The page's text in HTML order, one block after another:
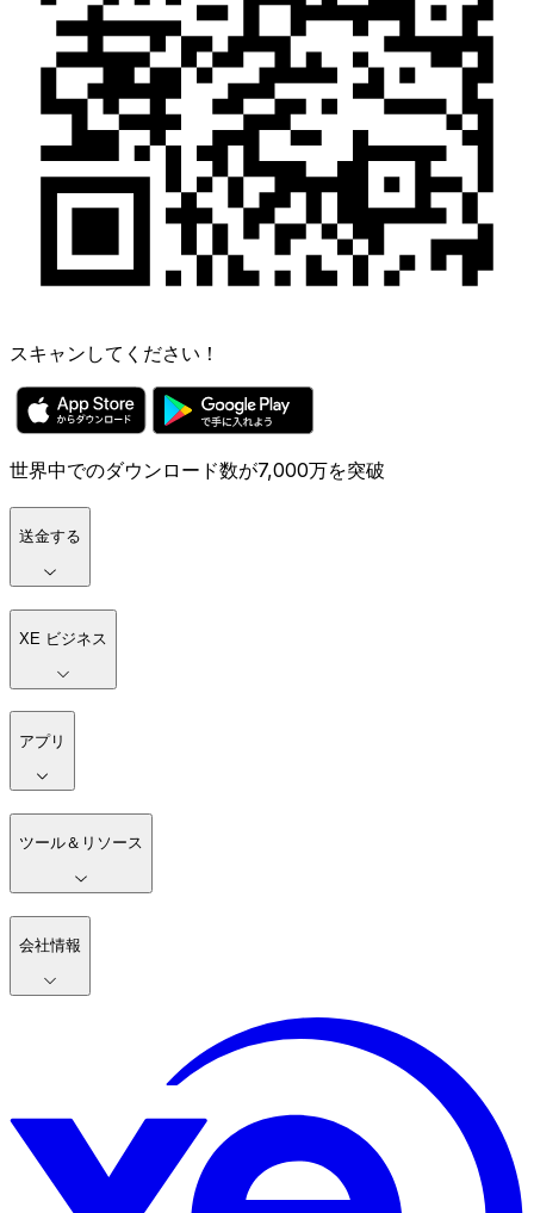
スキャンしてください！
世界中でのダウンロード数が7,000万を突破
送金する
XE ビジネス
アプリ
ツール＆リソース
会社情報